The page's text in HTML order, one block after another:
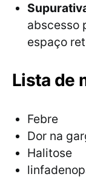
abscesso
espaço
Lista de
Febre
Dor na
Halitose